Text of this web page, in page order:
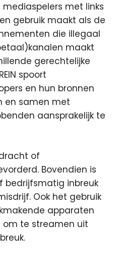
met links
gebruik maakt als de
die illegaal
maakt
gerechtelijke
spoort
en hun bronnen
en samen met
aansprakelijk te
of
Bovendien is
bedrijfsmatig inbreuk
Ook het gebruik
apparaten
te streamen uit